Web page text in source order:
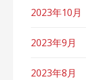
2023年10月
2023年9月
2023年8月